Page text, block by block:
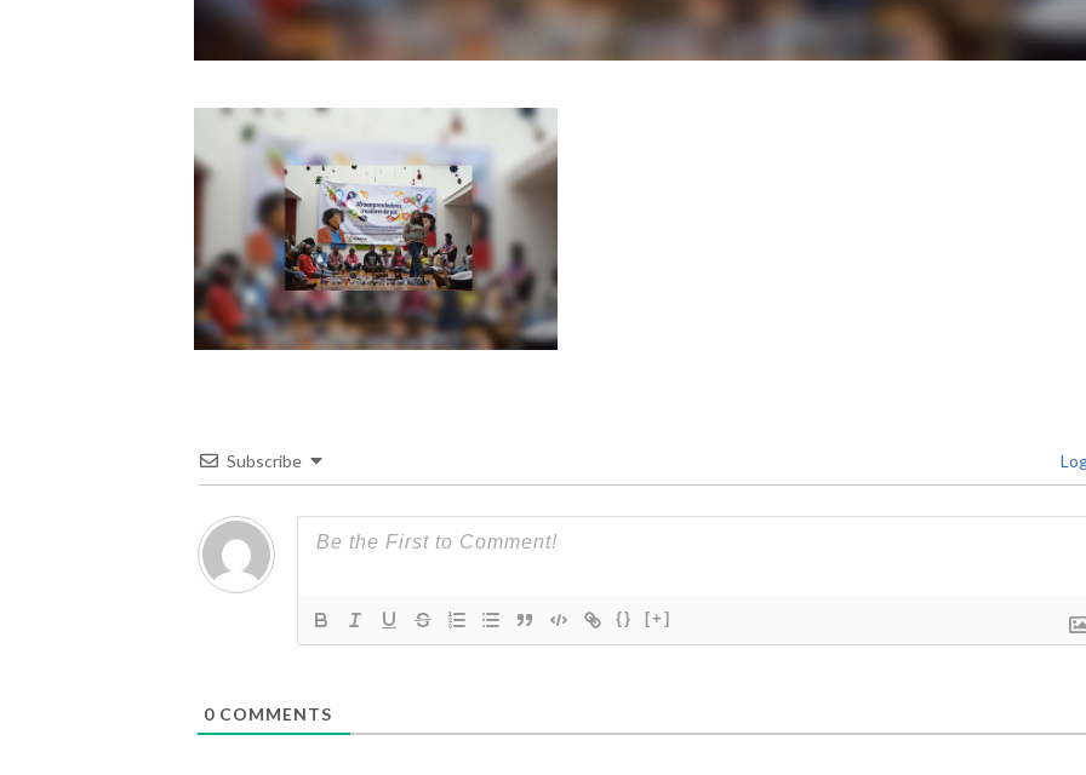
Subscribe
{} [+]
0COMMENTS